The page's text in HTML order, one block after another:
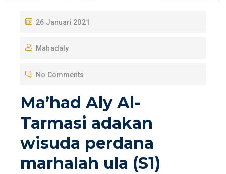
P
S
E
O
N
26 Januari 2021
Mahadaly
No Comments
Ma’had Aly Al-
Tarmasi adakan
wisuda perdana
marhalah ula (S1)